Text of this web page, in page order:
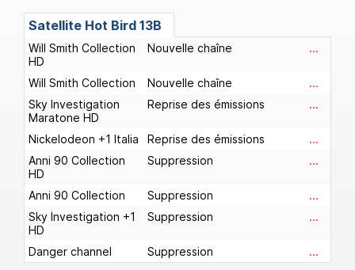
Satellite Hot Bird 13B
Will Smith Collection
HD
Nouvelle chaîne ...
Will Smith Collection Nouvelle chaîne
...
Sky Investigation
Maratone HD
Reprise des émissions ...
Nickelodeon +1 Italia Reprise des émissions
...
Anni 90 Collection
HD
Suppression ...
Anni 90 Collection Suppression
...
Sky Investigation +1
HD
Suppression ...
Danger channel Suppression ...